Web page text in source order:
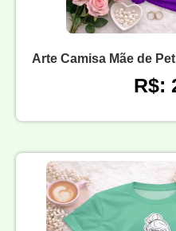
Arte Camisa Mãe de
R$: